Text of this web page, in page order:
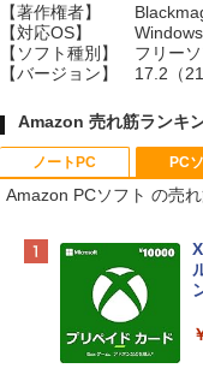
【著作権者】
【対応OS】
【ソフト種別】
フリー
【バージョン】
17.2（
Amazon 売れ筋ランキ
ノートPC PC
Amazon PCソフト の売